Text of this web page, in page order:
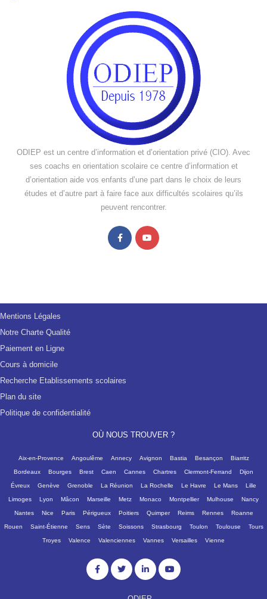
ODIEP est un centre d’information et d’orientation privé (CIO). Avec
ses coachs en orientation scolaire ce centre d’information et
d’orientation aide vos enfants d’une part dans le choix de leurs
études et d’autre part à faire face aux difficultés scolaires qu’ils
peuvent rencontrer.
Mentions Légales
Notre Charte Qualité
Paiement en Ligne
Cours à domicile
Recherche Etablissements scolaires
Plan du site
Politique de confidentialité
OÙ NOUS TROUVER ?
Aix-en-Provence Angoulême Annecy Avignon Bastia Besançon Biarritz
Bordeaux Bourges Brest Caen Cannes Chartres Clermont-Ferrand Dijon
Évreux Genève Grenoble La Réunion La Rochelle Le Havre Le Mans Lille
Limoges Lyon Mâcon Marseille Metz Monaco Montpellier Mulhouse Nancy
Nantes Nice Paris Périgueux Poitiers Quimper Reims Rennes Roanne
Rouen Saint-Étienne Sens Sète Soissons Strasbourg Toulon Toulouse Tours
Troyes Valence Valenciennes Vannes Versailles Vienne